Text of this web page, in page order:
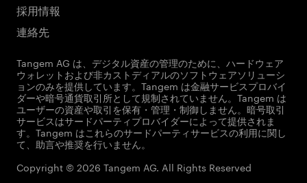
採用情報
連絡先
Tangem AG は、デジタル資産の管理のために、ハードウェア
ウォレットおよび非カストディアルのソフトウェアソリューシ
ョンのみを提供しています。Tangem は金融サービスプロバイ
ダーや暗号通貨取引所として規制されていません。Tangem は
ユーザーの資産や取引を保有・管理・制御しません。暗号取引
サービスはサードパーティプロバイダーによって提供されま
す。Tangem はこれらのサードパーティサービスの利用に関し
て、助言や推奨を行いません。